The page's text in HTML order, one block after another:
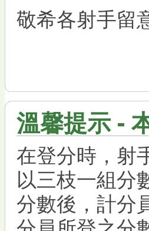
敬希各射手留
溫馨提示 -
在登分時，射
以三枝一組分
分數後，計分